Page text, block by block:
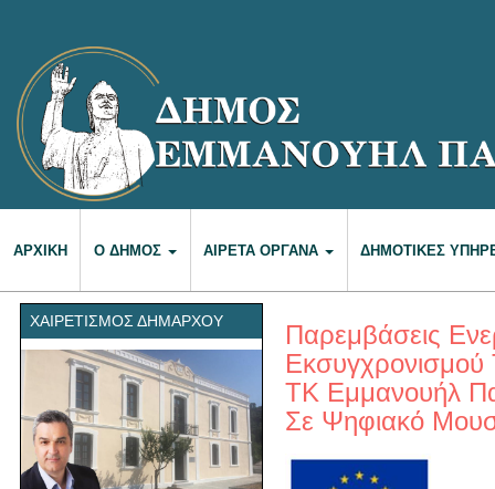
ΑΡΧΙΚΉ Ο ΔΉΜΟΣ ΑΙΡΕΤΆ ΌΡΓΑΝΑ ΔΗΜΟΤΙΚΈΣ
ΧΑΙΡΕΤΙΣΜΌΣ ΔΗΜΆΡΧΟΥ
Παρεμβάσεις
Εκσυγχρονισμού
ΤΚ Εμμανουήλ
Σε Ψηφιακό